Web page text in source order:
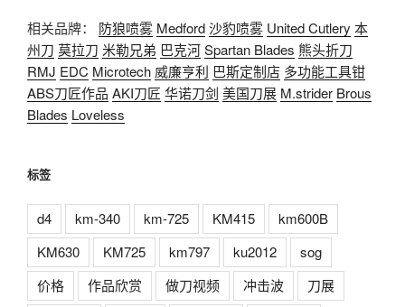
相关品牌： 防狼喷雾 Medford沙豹喷雾 United Cutlery 本
州刀 莫拉刀 米勒兄弟 巴克河Spartan Blades 熊头折刀
RMJ EDC Microtech 威廉亨利 巴斯定制店 多功能工具钳
ABS刀匠作品 AKI刀匠 华诺刀剑 美国刀展 M.strider Brous
Blades Loveless
标签
d4 km-340 km-725 KM415
km600B
KM630
KM725 km797 ku2012
sog
价格
作品欣赏 做刀视频 冲击波
刀展